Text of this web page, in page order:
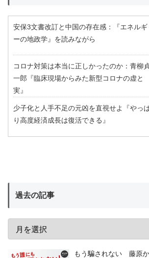
安保3文書改訂と中国の存在感：『エネルギ
ーの地政学』を読みながら
コロナ対策は本当に正しかったのか：青柳
一郎『臨床現場からみた新型コロナの虚と
実』
少子化と人手不足の元凶を直視せよ『やっ
り高度経済成長は復活できる』
過去の記事
もう騙されない 藤原